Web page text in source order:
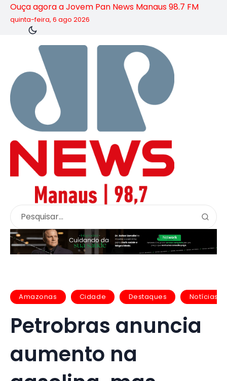
Ouça agora a Jovem Pan News Manaus 98.7 FM
quinta-feira, 6 ago 2026
Amazonas Cidade Destaques Notícias
Petrobras anuncia
aumento na